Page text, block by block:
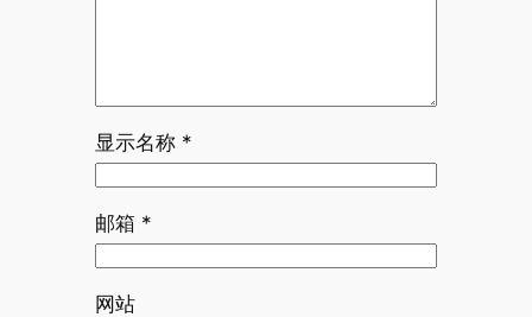
显示名称 *
邮箱 *
网站